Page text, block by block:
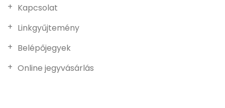
Kapcsolat
Linkgyűjtemény
Belépőjegyek
Online jegyvásárlás